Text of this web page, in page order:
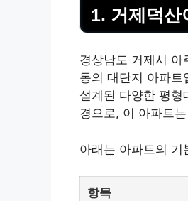
1. 거제덕산
경상남도 거제시 아
동의 대단지 아파
설계된 다양한 평형
경으로, 이 아파트
아래는 아파트의 기
항목